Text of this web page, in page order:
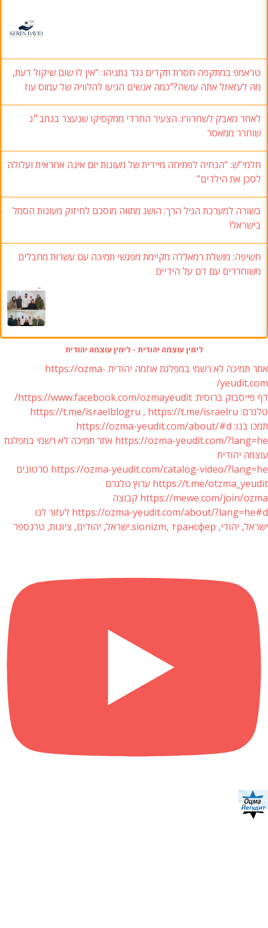
טראמפ במתקפה חסרת תקדים נגד נתניהו: “אין לו שום שיקול דעת,
מה לעזאזל אתה עושה?“כמה אנשים הגיעו להלוויה של עמוס עוז
לאחר מאבק לשחרורו: הצעיר החרדי ממקסיקו שנעצר בנתב״ג
שוחרר ממאסר
חלמי”ש: “הנחיה לפתיחה מיידית של מעונות יום אינה אחראית ועלולה
לסכן את הילדים”
בשורה למערכת הגיל הרך: הושג מתווה מוסכם לחיזוק מעונות הסמל
בישראל!
חשיפה: מושלת רמאללה מקיימת מפגשי תמיכה עם עשרות מחבלים
משוחררים עם דם על הידיים
לימין עוצמה יהודית - לימין עוצמה יהודית
אתר תמיכה לא רשמי במפלגת אוזמה יהודית https://ozma-
yeudit.com/
דף פייסבוק ברוסית: https://www.facebook.com/ozmayeudit/
טלגרם: https://t.me/israelblogru , https://t.me/israelru
תמכו בנו: https://ozma-yeudit.com/about/#d
https://ozma-yeudit.com/?lang=he אתר תמיכה לא רשמי במפלגת
עוצמה יהודית
https://ozma-yeudit.com/catalog-video/?lang=he סרטונים
https://t.me/otzma_yeudit ערוץ טלגרם
https://mewe.com/join/ozma קבוצה
https://ozma-yeudit.com/about/?lang=he#d לעזור לנו
ישראל, יהודי, sionizm, трансфер.ישראל, יהודים, ציונות, טרנספר